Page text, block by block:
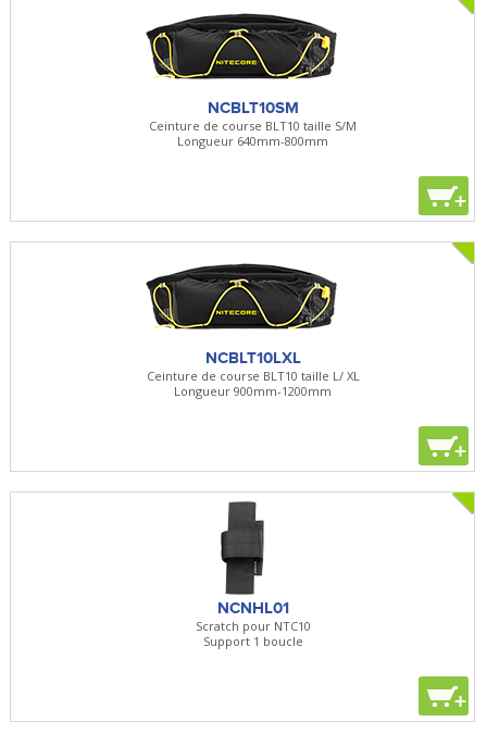
NCBLT10SM
Ceinture de course BLT10 taille S/M
Longueur 640mm-800mm
+
NCBLT10LXL
Ceinture de course BLT10 taille L/ XL
Longueur 900mm-1200mm
+
NCNHL01
Scratch pour NTC10
Support 1 boucle
+